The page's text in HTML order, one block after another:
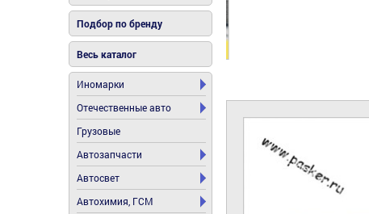
Подбор по бренду
Весь каталог
Иномарки
Отечественные авто
Грузовые
Автозапчасти
Автосвет
Автохимия, ГСМ